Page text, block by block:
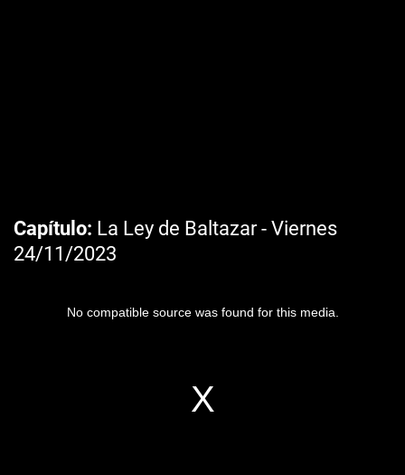
Capítulo La Ley de Baltazar - Viernes
24/11/2023
No compatible source was found for this media.